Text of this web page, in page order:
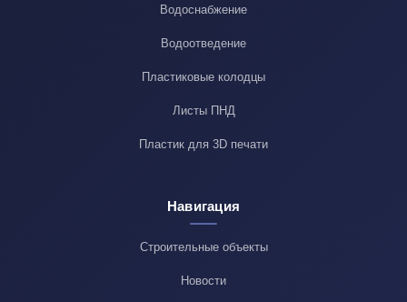
Водоснабжение
Водоотведение
Пластиковые колодцы
Листы ПНД
Пластик для 3D печати
Навигация
Строительные объекты
Новости